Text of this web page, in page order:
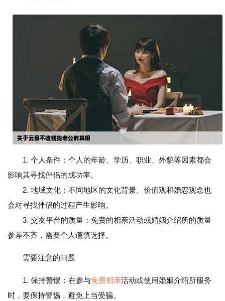
1. 个人条件：个人的年龄、学历、职业、外貌等因素都会
影响其寻找伴侣的成功率。
2. 地域文化：不同地区的文化背景、价值观和婚恋观念也
会对寻找伴侣的过程产生影响。
3. 交友平台的质量：免费的相亲活动或婚姻介绍所的质量
参差不齐，需要个人谨慎选择。
需要注意的问题
1. 保持警惕：在参与免费相亲活动或使用婚姻介绍所服务
时，要保持警惕，避免上当受骗。